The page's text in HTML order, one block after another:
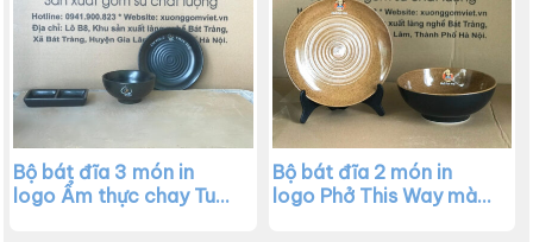
Bộ bát đĩa 3 món in
logo Ẩm thực chay Tuệ
Bộ bát đĩa 2 món in
logo Phở This Way màu